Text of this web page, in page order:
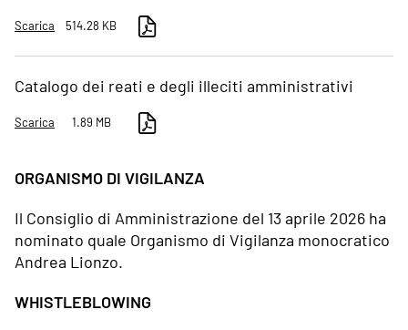
Scarica 514.28 KB
Catalogo dei reati e degli illeciti amministrativi
Scarica 1.89 MB
ORGANISMO DI VIGILANZA
Il Consiglio di Amministrazione del 13 aprile 2026 ha
nominato quale Organismo di Vigilanza monocratico
Andrea Lionzo.
WHISTLEBLOWING